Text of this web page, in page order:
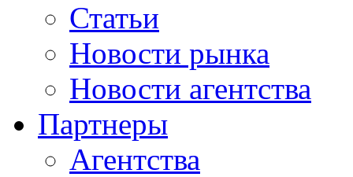
Статьи
Новости рынка
Новости агентства
Партнеры
Агентства